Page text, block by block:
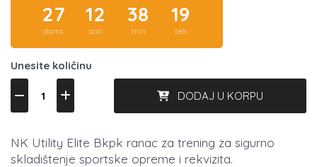
27
dana
12
sati
38
min
18
sek
Unesite količinu
DODAJ U KORPU
NK Utility Elite Bkpk ranac za trening za sigurno
skladištenje sportske opreme i rekvizita.